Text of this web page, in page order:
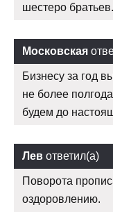
шестеро
Московская
Бизнесу за год
не более
будем до
Лев ответил(а)
Поворота
оздоровлению.